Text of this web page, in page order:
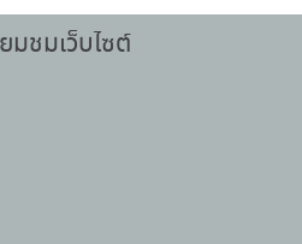
มชมเว็บไซต์